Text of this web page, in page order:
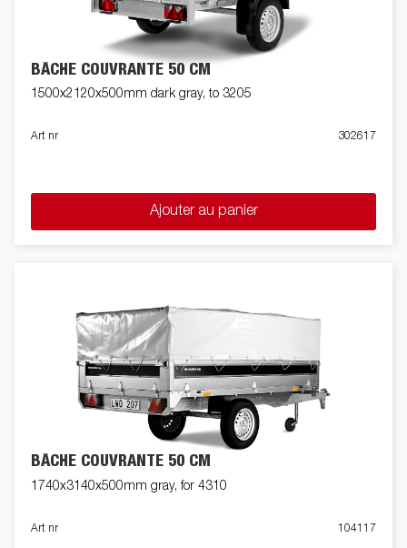
BÂCHE COUVRANTE 50 CM
1500x2120x500mm dark gray, to 3205
Art nr 302617
Ajouter au panier
BÂCHE COUVRANTE 50 CM
1740x3140x500mm gray, for 4310
Art nr 104117